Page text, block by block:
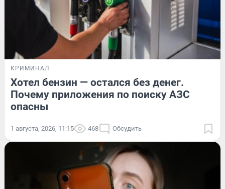
КРИМИНАЛ
Хотел бензин — остался без денег.
Почему приложения по поиску АЗС
опасны
1 августа, 2026, 11:15 468 Обсудить